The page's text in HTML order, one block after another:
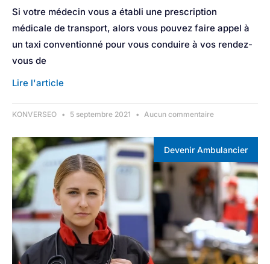
Si votre médecin vous a établi une prescription
médicale de transport, alors vous pouvez faire appel à
un taxi conventionné pour vous conduire à vos rendez-
vous de
Lire l'article
KONVERSEO 5 septembre 2021 Aucun commentaire
Devenir Ambulancier